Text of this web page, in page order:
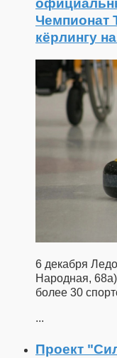
Чемпионат
кёрлингу
6 декабря
Народная,
более 30
...
Проект